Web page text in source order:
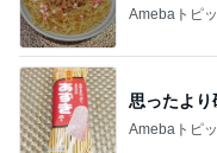
Amebaトピ
思ったより
Amebaトピ